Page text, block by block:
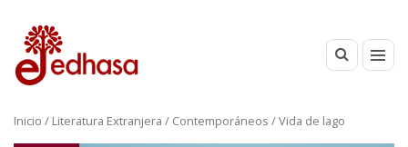
Inicio / Literatura Extranjera / Contemporáneos / Vida de lago